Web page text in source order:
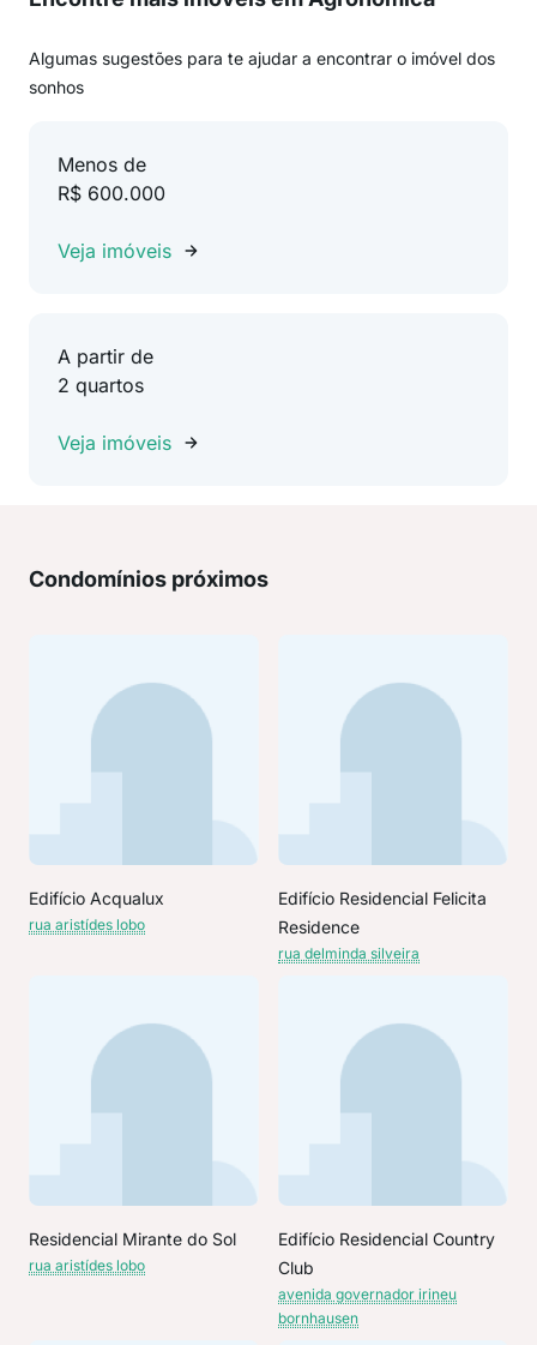
Algumas sugestões para te ajudar a encontrar o imóvel dos
sonhos
Menos de
R$ 600.000
Veja imóveis
A partir de
2 quartos
Veja imóveis
Condomínios próximos
Edifício Acqualux
rua aristídes lobo
Edifício Residencial Felicita
Residence
rua delminda silveira
Residencial Mirante do Sol
rua aristídes lobo
Edifício Residencial Country
Club
avenida governador irineu
bornhausen